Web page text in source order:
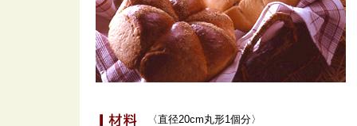
〈直径20cm丸形1個分〉